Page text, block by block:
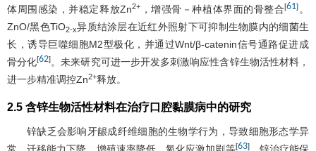
体周围感染，并稳定释放Zn2+ ，增强骨－种植体界面的骨整合[61] 。
ZnO/黑色TiO2-x异质结涂层在近红外照射下可抑制生物膜内的细菌生
长，诱导巨噬细胞M2型极化，并通过Wnt/β-catenin信号通路促进成
骨分化[62]。未来研究可进一步开发多刺激响应性含锌生物活性材料，
进一步精准调控Zn2+释放。
2.5 含锌生物活性材料在治疗口腔黏膜病中的研究
锌缺乏会影响牙龈成纤维细胞的生物学行为，导致细胞形态学异
[63]